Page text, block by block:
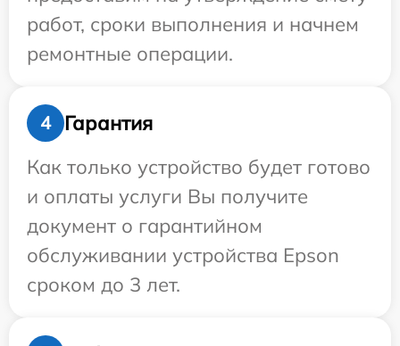
работ, сроки выполнения и начнем
ремонтные операции.
4
Гарантия
Как только устройство будет готово
и оплаты услуги Вы получите
документ о гарантийном
обслуживании устройства Epson
сроком до 3 лет.